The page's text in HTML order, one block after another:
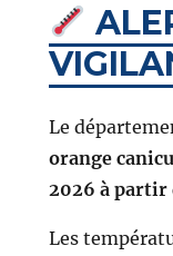
Le
orange
2026 à partir
Les